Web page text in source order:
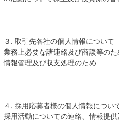
３. 取引先各社の個人情報について
業務上必要な諸連絡及び商談等のた
情報管理及び収支処理のため
４. 採用応募者様の個人情報につい
採用活動についての連絡、情報提